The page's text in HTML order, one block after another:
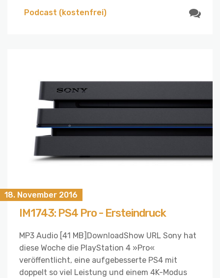
Podcast (kostenfrei)
18. November 2016
IM1743: PS4 Pro - Ersteindruck
MP3 Audio [41 MB]DownloadShow URL Sony hat
diese Woche die PlayStation 4 »Pro«
veröffentlicht, eine aufgebesserte PS4 mit
doppelt so viel Leistung und einem 4K-Modus